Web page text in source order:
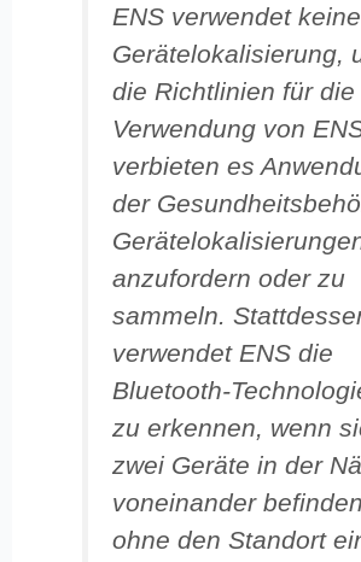
ENS verwendet keine
Gerätelokalisierung,
die Richtlinien für die
Verwendung von
verbieten es
der
anzufordern oder zu
sammeln.
verwendet ENS die
Bluetooth-
zu erkennen, wenn
zwei Geräte in der
voneinander
ohne den Standort